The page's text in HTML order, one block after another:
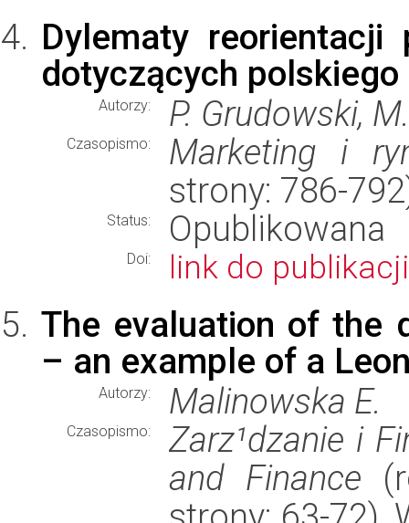
Dylematy reorientacji
dotyczących
Autorzy: P. Grudowski,
Czasopismo:
Marketing i
strony: 786-
Status: Opublikowana
Doi: link do publikacji
The evaluation of the
– an example of a
Autorzy: Malinowska E.
Czasopismo:
Zarz¹dzanie i
and Finance